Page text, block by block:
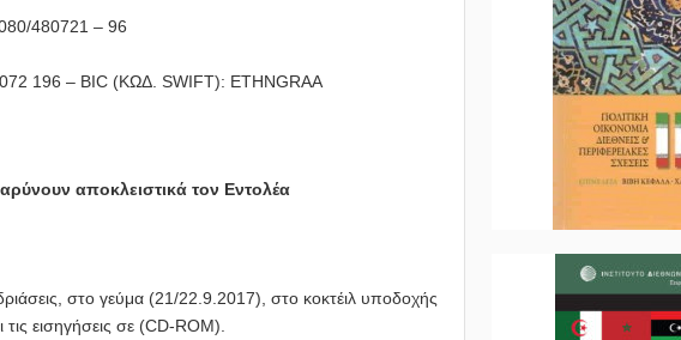
480721 – 96
196 – BIC (ΚΩΔ. SWIFT): ETHNGRAA
αποκλειστικά τον Εντολέα
στο γεύμα (21/22.9.2017), στο κοκτέιλ υποδοχής
εισηγήσεις σε (CD-ROM).